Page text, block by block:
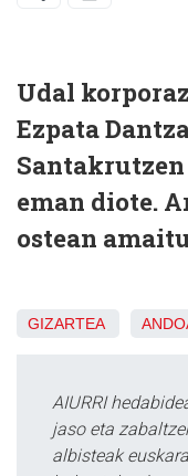
Udal
Ezpata
eman diote.
ostean
GIZARTEA
AIURRI
jaso eta
albisteak